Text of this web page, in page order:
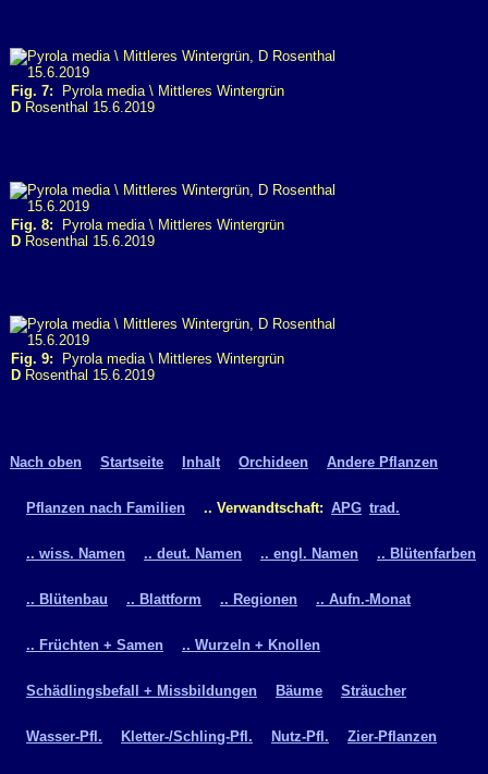
Fig. 7: Pyrola media \ Mittleres Wintergrün
D Rosenthal 15.6.2019
Fig. 8: Pyrola media \ Mittleres Wintergrün
D Rosenthal 15.6.2019
Fig. 9: Pyrola media \ Mittleres Wintergrün
D Rosenthal 15.6.2019
Nach oben Startseite Inhalt Orchideen Andere Pflanzen
Pflanzen nach Familien .. Verwandtschaft: APG trad.
.. wiss. Namen .. deut. Namen .. engl. Namen .. Blütenfarben
.. Blütenbau .. Blattform .. Regionen .. Aufn.-Monat
.. Früchten + Samen .. Wurzeln + Knollen
Schädlingsbefall + Missbildungen Bäume Sträucher
Wasser-Pfl. Kletter-/Schling-Pfl. Nutz-Pfl. Zier-Pflanzen